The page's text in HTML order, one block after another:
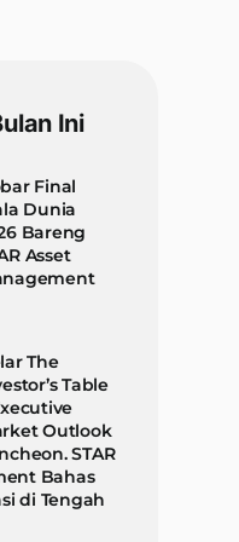
Ini
Final
Dunia
Bareng
Asset
The
Table
Outlook
STAR
Bahas
di Tengah